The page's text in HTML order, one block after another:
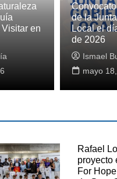
Parque
Visitar este
en
de la
Local el
de 2026
Ismael
mayo
Rafael
proyecto
For